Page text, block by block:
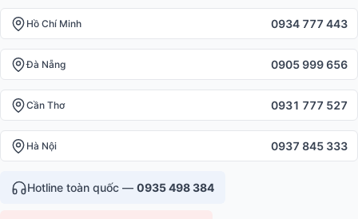
Hồ Chí Minh 0934 777 443
Đà Nẵng 0905 999 656
Cần Thơ 0931 777 527
Hà Nội 0937 845 333
Hotline toàn quốc — 0935 498 384